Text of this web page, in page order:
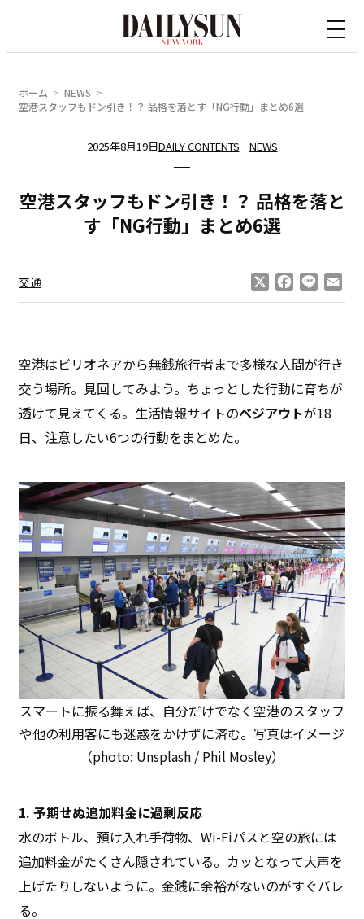
ホーム
NEWS
空港スタッフもドン引き！？ 品格を落とす「NG行動」まとめ6選
2025年8月19日DAILY CONTENTS NEWS
空港スタッフもドン引き！？ 品格を落と
す「NG行動」まとめ6選
交通 Facebook
Line
空港はビリオネアから無銭旅行者まで多様な人間が行き
交う場所。見回してみよう。ちょっとした行動に育ちが
透けて見えてくる。生活情報サイトのベジアウトが18
日、注意したい6つの行動をまとめた。
スマートに振る舞えば、自分だけでなく空港のスタッフ
や他の利用客にも迷惑をかけずに済む。写真はイメージ
（photo: Unsplash / Phil Mosley）
1. 予期せぬ追加料金に過剰反応
水のボトル、預け入れ手荷物、Wi-Fiパスと空の旅には
追加料金がたくさん隠されている。カッとなって大声を
上げたりしないように。金銭に余裕がないのがすぐバレ
る。